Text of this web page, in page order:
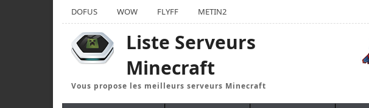
DOFUS WOW FLYFF METIN2
Liste Serveurs
Minecraft
Vous propose les meilleurs serveurs Minecraft